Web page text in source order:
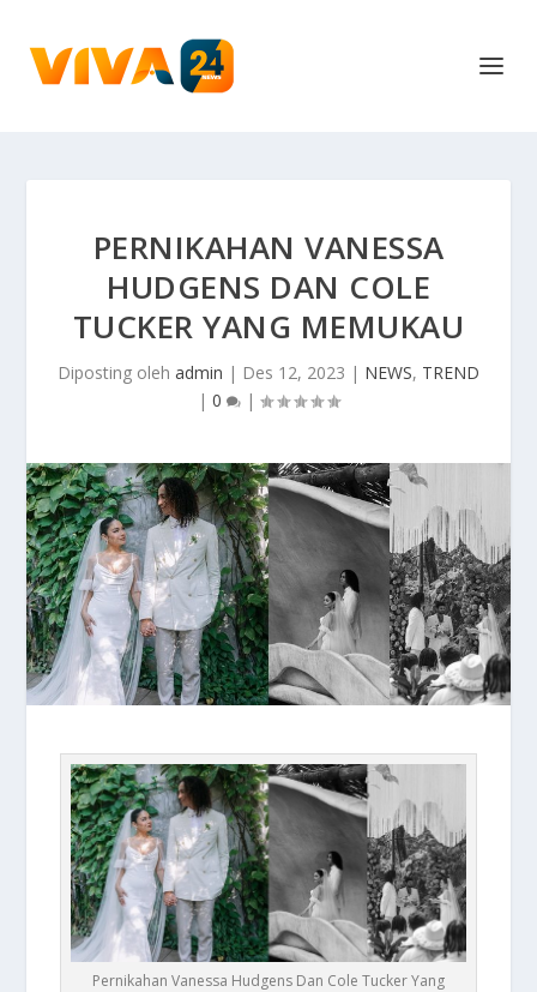
PERNIKAHAN VANESSA
HUDGENS DAN COLE
TUCKER YANG MEMUKAU
Diposting oleh admin | Des 12, 2023 | NEWS, TREND
| 0 |
Pernikahan Vanessa Hudgens Dan Cole Tucker Yang